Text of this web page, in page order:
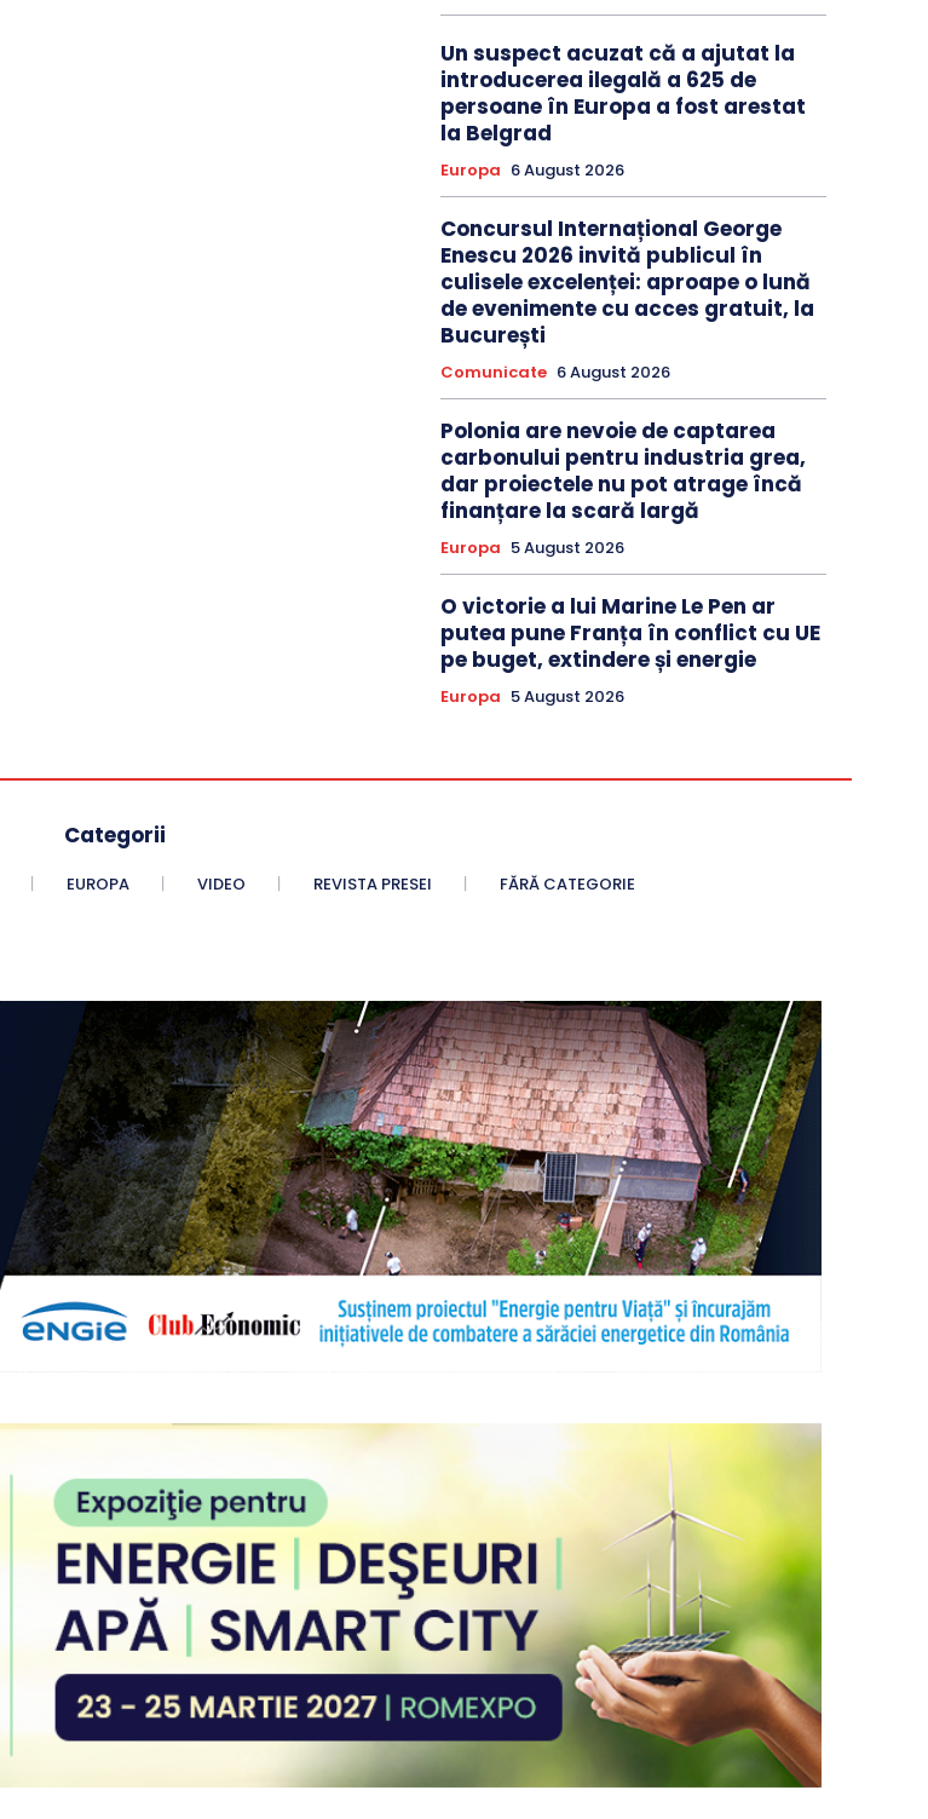
Un suspect acuzat că a ajutat la
introducerea ilegală a 625 de
persoane în Europa a fost arestat
la Belgrad
Europa 6 August 2026
Concursul Internațional George
Enescu 2026 invită publicul în
culisele excelenței: aproape o lună
de evenimente cu acces gratuit, la
București
Comunicate 6 August 2026
Polonia are nevoie de captarea
carbonului pentru industria grea,
dar proiectele nu pot atrage încă
finanțare la scară largă
Europa 5 August 2026
O victorie a lui Marine Le Pen ar
putea pune Franța în conflict cu UE
pe buget, extindere și energie
Europa 5 August 2026
Categorii
EUROPA VIDEO REVISTA PRESEI FĂRĂ CATEGORIE